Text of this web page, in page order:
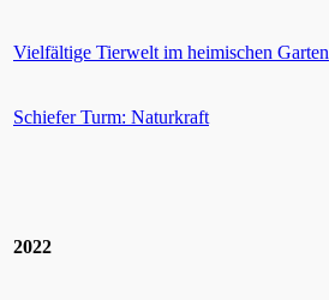
Vielfältige Tierwelt im heimischen Garten
Schiefer Turm: Naturkraft
2022